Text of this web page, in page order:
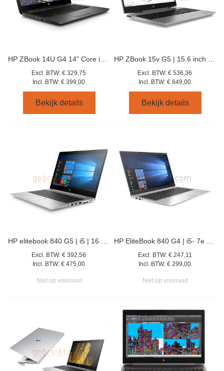
HP ZBook 14U G4 14" Core i7-7500 - 512 GB - 16GB
Excl. BTW: € 329,75
Incl. BTW: € 399,00
Bekijk details
HP ZBook 15v G5 | 15.6 inch FHD | 8e generatie i7 | 512GB SSD | 16GB RAM | NVIDIA Quadro P600| Windows 11
Excl. BTW: € 536,36
Incl. BTW: € 649,00
Bekijk details
HP elitebook 840 G5 | i5 | 16 GB | 512 GB SSD | 14" win 11 pro
Excl. BTW: € 392,56
Incl. BTW: € 475,00
Niet op voorraad
HP EliteBook 840 G4 | i5- 7e gen | 8 GB | 256GB SSD | 14" | win11
Excl. BTW: € 247,11
Incl. BTW: € 299,00
Niet op voorraad